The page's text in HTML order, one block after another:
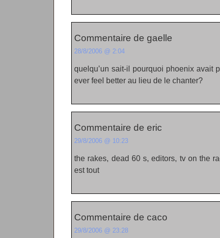
Commentaire de gaelle
28/8/2006 @ 2:04
quelqu’un sait-il pourquoi phoenix avait
ever feel better au lieu de le chanter?
Commentaire de eric
29/8/2006 @ 10:23
the rakes, dead 60 s, editors, tv on the
est tout
Commentaire de caco
29/8/2006 @ 23:28